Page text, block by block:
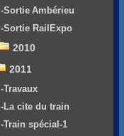
-Sortie Ambérieu
-Sortie RailExpo
2010
2011
-Travaux
-La cite du train
-Train spécial-1